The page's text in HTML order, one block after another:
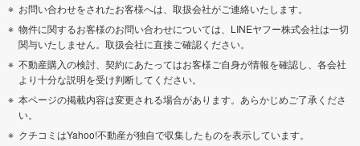
お問い合わせをされたお客様へは、取扱会社がご連絡いたします。
物件に関するお客様のお問い合わせについては、LINEヤフー株式会社は一切
関与いたしません。取扱会社に直接ご確認ください。
不動産購入の検討、契約にあたってはお客様ご自身が情報を確認し、各会社
より十分な説明を受け判断してください。
本ページの掲載内容は変更される場合があります。あらかじめご了承くださ
い。
クチコミはYahoo!不動産が独自で収集したものを表示しています。